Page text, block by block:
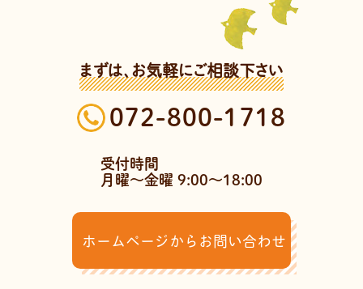
まずは、お気軽にご相談下さい
072-800-1718
受付時間
月曜～金曜 9:00～18:00
ホームページからお問い合わせ